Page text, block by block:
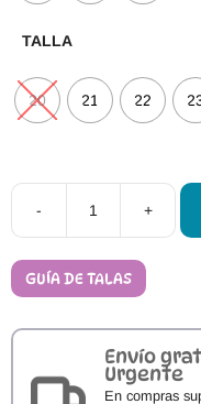
TALLA
20 21 22
- +
GUÍA DE TALAS
Envío
Urgente
En compras